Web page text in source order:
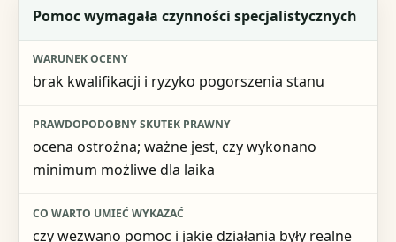
Pomoc wymagała czynności specjalistycznych
brak kwalifikacji i ryzyko pogorszenia stanu
ocena ostrożna; ważne jest, czy wykonano
minimum możliwe dla laika
czy wezwano pomoc i jakie działania były realne